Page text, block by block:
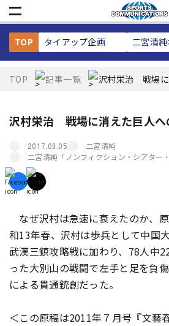
TOP タイアップ企画 二宮清純
TOP 記事一覧 沢村栄治 戦場に
沢村栄治 戦場に消えた巨人へ
2017.03.05
二宮清純
二宮清純「ノンフィクション・シアター
なぜ沢村は急速に衰えたのか、
和13年春、沢村は歩兵として中国
武漢三鎮攻略戦に加わり、78人中
った大別山の戦闘で左手と足を負
による貫通銃創だった。
＜この原稿は2011年７月号『文藝